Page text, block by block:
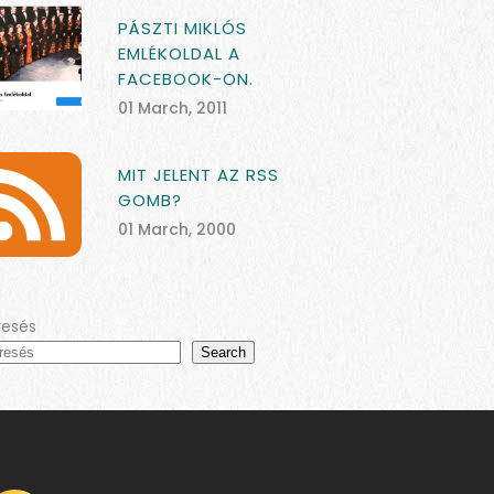
PÁSZTI MIKLÓS
EMLÉKOLDAL A
FACEBOOK-ON.
01 March, 2011
MIT JELENT AZ RSS
GOMB?
01 March, 2000
Search